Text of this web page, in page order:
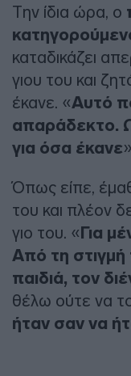
Την ίδια ώρα, ο
καταδικάζει
γιου του και
έκανε. «Αυτό
απαράδεκτο.
για όσα έκανε
Όπως είπε,
του και πλέον
γιο του. « Για
Από τη
παιδιά, τον
θέλω ούτε να
ήταν σαν να